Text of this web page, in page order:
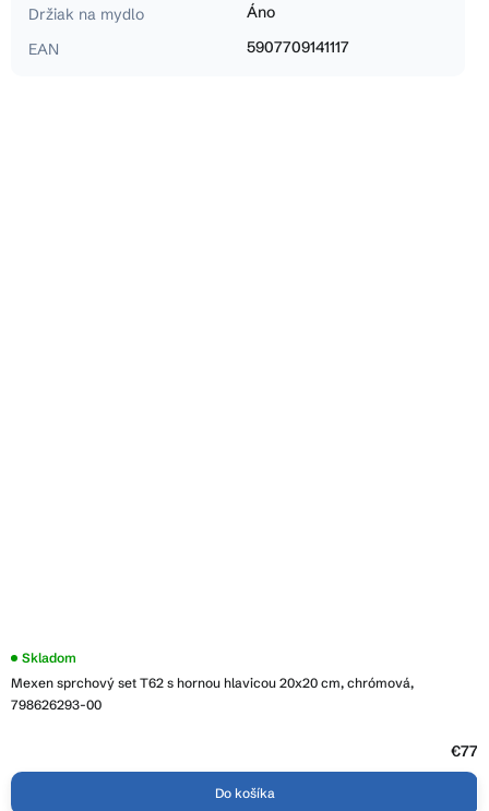
Držiak na mydlo
Áno
EAN
5907709141117
Mexen sprchový set T62 s hornou hlavicou 20x20 cm, chrómová,
798626293-00
Skladom
€77
Do košíka